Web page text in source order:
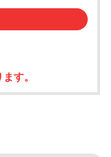
す。